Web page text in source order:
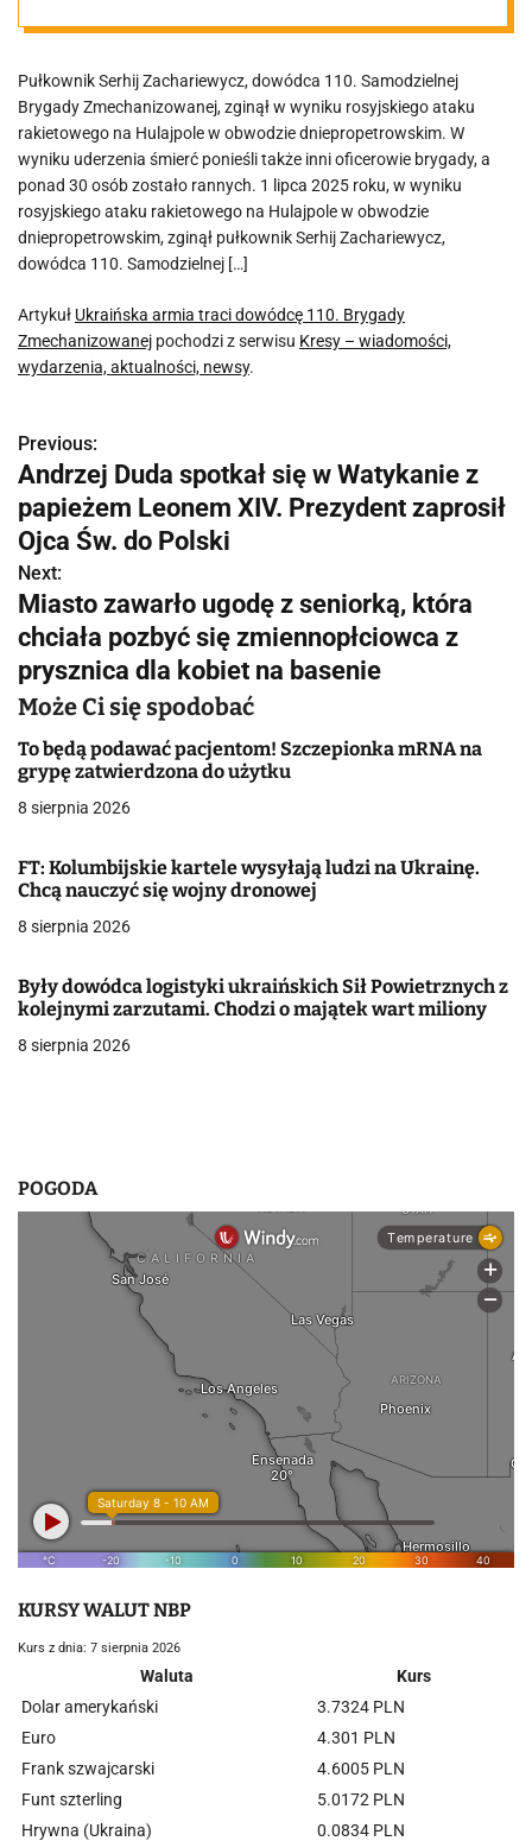
Zmechanizowa
nej
Pułkownik Serhij Zachariewycz, dowódca 110. Samodzielnej
Brygady Zmechanizowanej, zginął w wyniku rosyjskiego ataku
rakietowego na Hulajpole w obwodzie dniepropetrowskim. W
wyniku uderzenia śmierć ponieśli także inni oficerowie brygady, a
ponad 30 osób zostało rannych. 1 lipca 2025 roku, w wyniku
rosyjskiego ataku rakietowego na Hulajpole w obwodzie
dniepropetrowskim, zginął pułkownik Serhij Zachariewycz,
dowódca 110. Samodzielnej […]
Artykuł Ukraińska armia traci dowódcę 110. Brygady
Zmechanizowanej pochodzi z serwisu Kresy – wiadomości,
wydarzenia, aktualności, newsy.
N
a
w
i
g
a
c
j
a
w
p
s
u
Previous:
Andrzej Duda spotkał się w Watykanie z
papieżem Leonem XIV. Prezydent zaprosił
Ojca Św. do Polski
Next:
Miasto zawarło ugodę z seniorką, która
chciała pozbyć się zmiennopłciowca z
prysznica dla kobiet na basenie
Może Ci się spodobać
To będą podawać pacjentom! Szczepionka mRNA na
grypę zatwierdzona do użytku
8 sierpnia 2026
FT: Kolumbijskie kartele wysyłają ludzi na Ukrainę.
Chcą nauczyć się wojny dronowej
8 sierpnia 2026
Były dowódca logistyki ukraińskich Sił Powietrznych z
kolejnymi zarzutami. Chodzi o majątek wart miliony
8 sierpnia 2026
POGODA
KURSY WALUT NBP
Kurs z dnia: 7 sierpnia 2026
Waluta
Kurs
Dolar amerykański
3.7324 PLN
Euro
4.301 PLN
Frank szwajcarski
4.6005 PLN
Funt szterling
5.0172 PLN
Hrywna (Ukraina)
0.0834 PLN